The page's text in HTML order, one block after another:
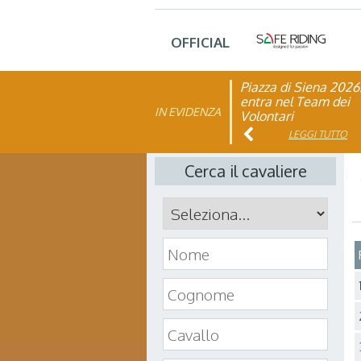
OFFICIAL
IN EVIDENZA
Piazza di Siena
entra nel Team dei
Volontari
LEGGI TUTTO
FISE: aperta la
affiliazione 2026
LEGGI TUTTO
Cerca il cavaliere
1